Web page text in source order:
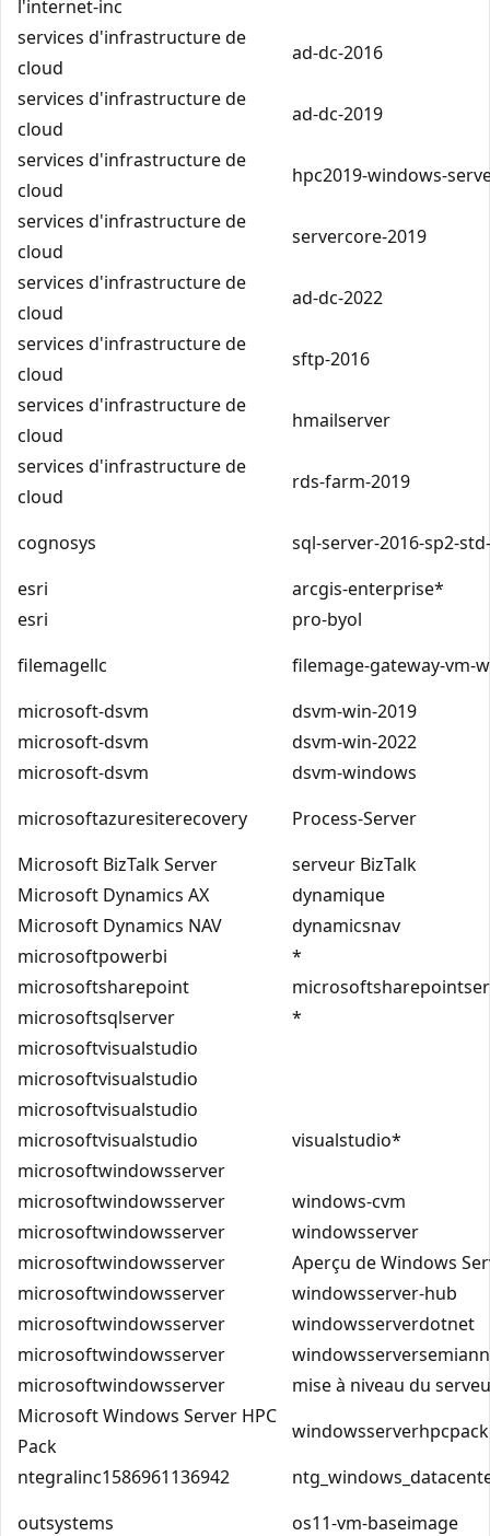
l'internet-inc
services d'infrastructure de
cloud
ad-dc-2016
services d'infrastructure de
cloud
ad-dc-2019
services d'infrastructure de
cloud
hpc2019-windows-
services d'infrastructure de
cloud
servercore-2019
services d'infrastructure de
cloud
ad-dc-2022
services d'infrastructure de
cloud
sftp-2016
services d'infrastructure de
cloud
hmailserver
services d'infrastructure de
cloud
rds-farm-2019
cognosys
sql-server-2016-sp2-
esri
arcgis-enterprise*
esri
pro-byol
filemagellc
filemage-gateway-vm-
microsoft-dsvm
dsvm-win-2019
microsoft-dsvm
dsvm-win-2022
microsoft-dsvm
dsvm-windows
microsoftazuresiterecovery
Process-Server
Microsoft BizTalk Server
serveur BizTalk
Microsoft Dynamics AX
dynamique
Microsoft Dynamics NAV
dynamicsnav
microsoftpowerbi
*
microsoftsharepoint
microsoftsqlserver
*
microsoftvisualstudio
microsoftvisualstudio
microsoftvisualstudio
microsoftvisualstudio
visualstudio*
microsoftwindowsserver
microsoftwindowsserver
windows-cvm
microsoftwindowsserver
windowsserver
microsoftwindowsserver
Aperçu de Windows
microsoftwindowsserver
windowsserver-hub
microsoftwindowsserver
windowsserverdotnet
microsoftwindowsserver
microsoftwindowsserver
mise à niveau du
Microsoft Windows Server HPC
Pack
windowsserverhpcpack
ntegralinc1586961136942
outsystems
os11-vm-baseimage